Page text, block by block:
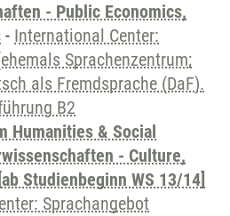
- Public Economics,
- International Center:
Sprachenzentrum;
als Fremdsprache (DaF).
B2
Humanities & Social
- Culture,
Studienbeginn WS 13/14]
Sprachangebot